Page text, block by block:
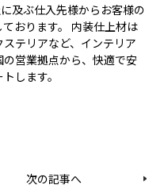
及ぶ仕入先様からお客様の
おります。 内装仕上材は
テリアなど、インテリア
営業拠点から、快適で安
します。
次の記事へ